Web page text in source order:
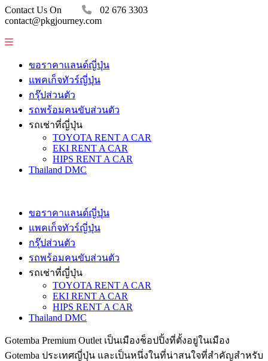
Contact Us On
02 676 3303
contact@pkgjourney.com
ขอราคาแลนด์ญี่ปุ่น
แพคเก็จทัวร์ญี่ปุ่น
กรุ๊ปส่วนตัว
รถพร้อมคนขับส่วนตัว
รถเช่าที่ญี่ปุ่น
TOYOTA RENT A CAR
EKI RENT A CAR
HIPS RENT A CAR
Thailand DMC
ขอราคาแลนด์ญี่ปุ่น
แพคเก็จทัวร์ญี่ปุ่น
กรุ๊ปส่วนตัว
รถพร้อมคนขับส่วนตัว
รถเช่าที่ญี่ปุ่น
TOYOTA RENT A CAR
EKI RENT A CAR
HIPS RENT A CAR
Thailand DMC
Gotemba Premium Outlet เป็นเมืองช็อปปิ้งที่ตั้งอยู่ในเมือง
Gotemba ประเทศญี่ปุ่น และเป็นหนึ่งในที่น่าสนใจที่สำคัญสำหรับ